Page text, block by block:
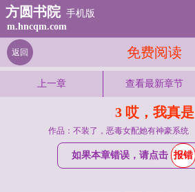
方圆书院 手机版
m.hncqm.com
免费阅读
返回
上一章 查看最新章节
3 哎，我真是
作品：不装了，恶毒女配她有神豪系统
如果本章错误，请点击 报错